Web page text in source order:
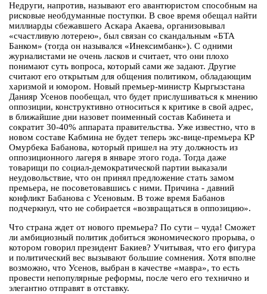
Недруги, напротив, называют его авантюристом способным на
рисковые необдуманные поступки. В свое время обещал найти
миллиарды сбежавшего Аскара Акаева, организовывал
«счастливую лотерею», был связан со скандальным «БТА
Банком» (тогда он назывался «Инексимбанк»). С одними
журналистами не очень ласков и считает, что они плохо
понимают суть вопроса, который сами же задают. Другие
считают его открытым для общения политиком, обладающим
харизмой и юмором. Новый премьер-министр Кыргызстана
Данияр Усенов пообещал, что будет прислушиваться к мнению
оппозиции, конструктивно относиться к критике в свой адрес,
в ближайшие дни назовет поименный состав Кабинета и
сократит 30-40% аппарата правительства. Уже известно, что в
новом составе Кабмина не будет теперь экс-вице-премьера КР
Омурбека Бабанова, который пришел на эту должность из
оппозиционного лагеря в январе этого года. Тогда даже
товарищи по социал-демократической партии выказали
неудовольствие, что он принял предложение стать замом
премьера, не посоветовавшись с ними. Причина - давний
конфликт Бабанова с Усеновым. В тоже время Бабанов
подчеркнул, что не собирается «возвращаться в оппозицию».
Что страна ждет от нового премьера? По сути – чуда! Сможет
ли амбициозный политик добиться экономического прорыва, о
котором говорил президент Бакиев? Учитывая, что его фигура
и политический вес вызывают большие сомнения. Хотя вполне
возможно, что Усенов, выбран в качестве «мавра», то есть
провести непопулярные реформы, после чего его технично и
элегантно отправят в отставку.